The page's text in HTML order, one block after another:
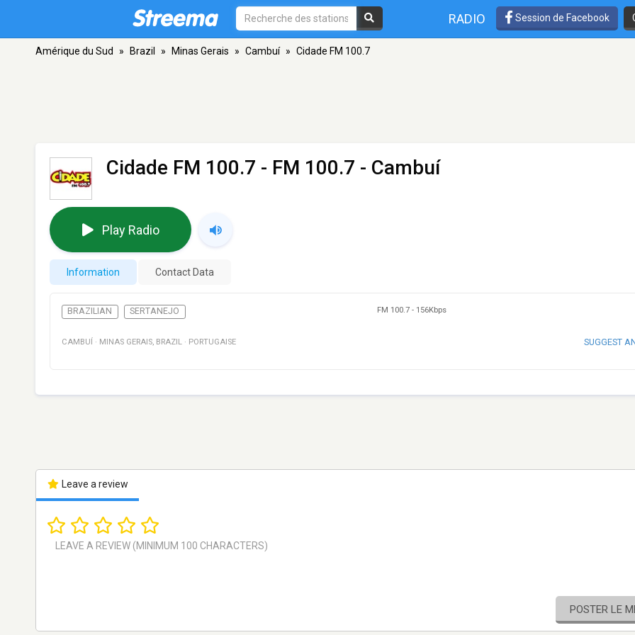
RADIO Session de Facebook
Amérique du Sud » Brazil » Minas Gerais » Cambuí » Cidade FM 100.7
Cidade FM 100.7 - FM 100.7 - Cambuí
Play Radio
Information Contact Data
BRAZILIAN SERTANEJO FM 100.7 - 156Kbps
CAMBUÍ · MINAS GERAIS, BRAZIL · PORTUGAISE SUGGEST
Leave a review
POSTER LE